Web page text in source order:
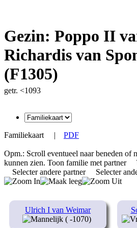
Gezin: Poppo II
Richardis van
(F1305)
getr. <1093
Familiekaart | PDF
Opm.: Scroll eventueel naar beneden of
kunnen zien. Toon familie met partner
Selecter andere partner
Selecter
Ulrich I van Weimar
( -1070)